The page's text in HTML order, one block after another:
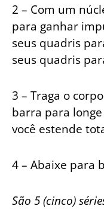
2 – Com um
para ganhar
seus quadris
seus quadris
3 – Traga o
barra para
você estende
4 – Abaixe para
São 5 (cinco)